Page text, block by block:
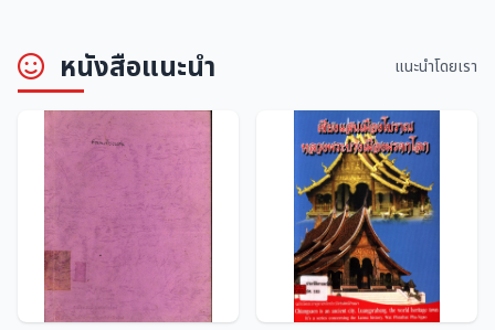
ประเพณีสิบสองเดือนนครลำปาง
หนังสือแนะนำ แนะนำโดยเรา